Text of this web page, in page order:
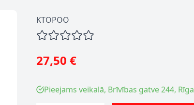
KTOPOO
27,50 €
Pieejams veikalā, Brīvības gatve 244, Rīga